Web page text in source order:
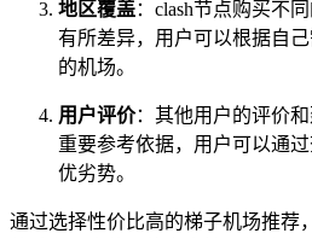
地区覆盖：clash节点购买不
有所差异，用户可以根据自
的机场。
用户评价：其他用户的评价
重要参考依据，用户可以通
优劣势。
通过选择性价比高的梯子机场推荐